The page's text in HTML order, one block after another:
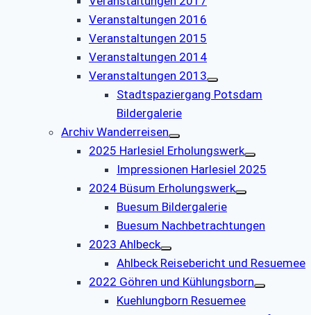
Veranstaltungen 2016
Veranstaltungen 2015
Veranstaltungen 2014
Veranstaltungen 2013
Stadtspaziergang Potsdam
Bildergalerie
Archiv Wanderreisen
2025 Harlesiel Erholungswerk
Impressionen Harlesiel 2025
2024 Büsum Erholungswerk
Buesum Bildergalerie
Buesum Nachbetrachtungen
2023 Ahlbeck
Ahlbeck Reisebericht und Resuemee
2022 Göhren und Kühlungsborn
Kuehlungborn Resuemee